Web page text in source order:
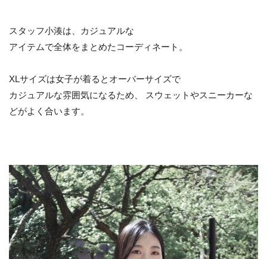
スタッフ小湊は、カジュアルな
アイテムで全体をまとめたコーディネート。
XLサイズは女子が着るとオーバーサイズで
カジュアルな雰囲気になるため、 スウェットやスニーカーな
どがよく合います。